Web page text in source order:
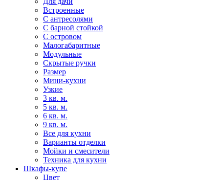
Встроенные
С антресолями
С барной стойкой
С островом
Малогабаритные
Модульные
Скрытые ручки
Размер
Мини-кухни
Узкие
3 кв. м.
5 кв. м.
6 кв. м.
9 кв. м.
Все для кухни
Варианты отделки
Мойки и смесители
Техника для кухни
Шкафы-купе
Цвет